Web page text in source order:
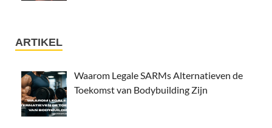
ARTIKEL
Waarom Legale SARMs Alternatieven de
Toekomst van Bodybuilding Zijn